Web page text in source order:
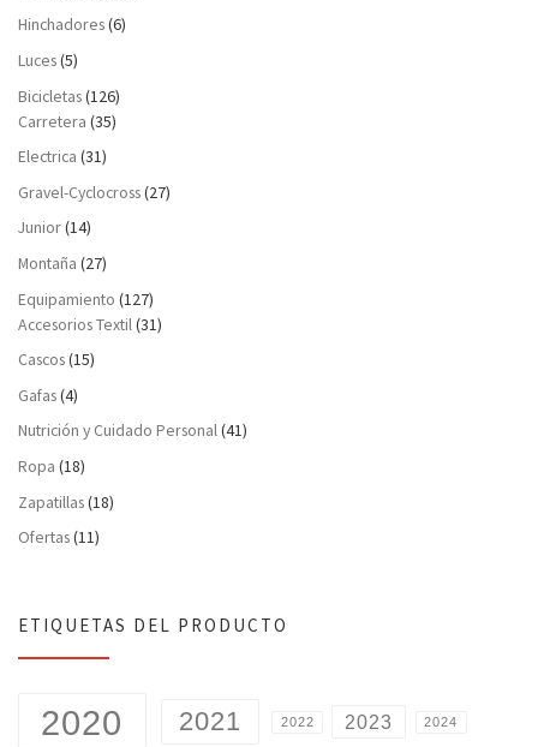
Hinchadores(6)
Luces(5)
Bicicletas(126)
Carretera (35)
Electrica (31)
Gravel-Cyclocross(27)
Junior(14)
Montaña (27)
Equipamiento (127)
Accesorios Textil (31)
Cascos(15)
Gafas(4)
Nutrición y Cuidado Personal(41)
Ropa (18)
Zapatillas(18)
Ofertas(11)
ETIQUETAS DEL PRODUCTO
2020 2021 2022 2023 2024